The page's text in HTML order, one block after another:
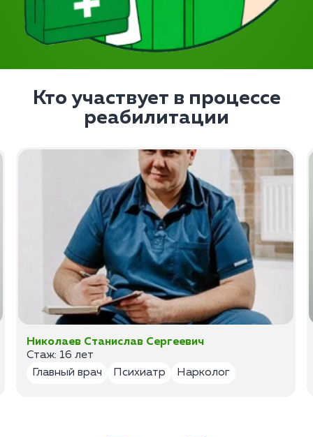
Кто участвует в процессе
реабилитации
Николаев Станислав Сергеевич
Стаж: 16 лет
Главный врач
Психиатр Нарколог